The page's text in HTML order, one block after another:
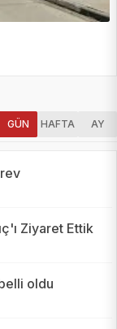
GÜN HAFTA AY
Ziyaret Ettik
oldu